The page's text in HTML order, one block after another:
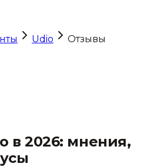
Udio Отзывы
в 2026: мнения,